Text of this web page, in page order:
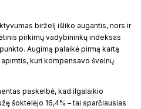
birželį išliko augantis, nors ir
pirkimų vadybininkų indeksas
Augimą palaikė pirmą kartą
kuri kompensavo švelnų
paskelbė, kad ilgalaikio
šoktelėjo 16,4% – tai sparčiausias